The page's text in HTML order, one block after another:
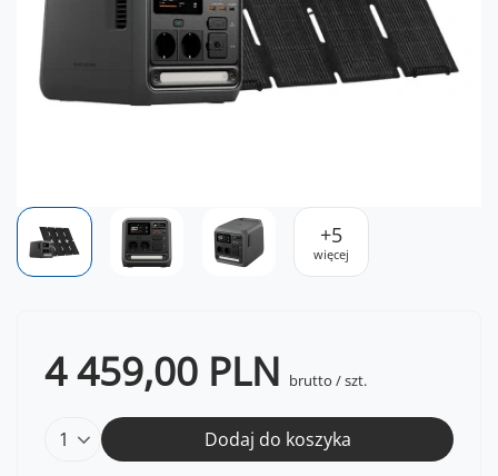
+5
więcej
4 459,00 PLN brutto /szt.
Dodaj do koszyka